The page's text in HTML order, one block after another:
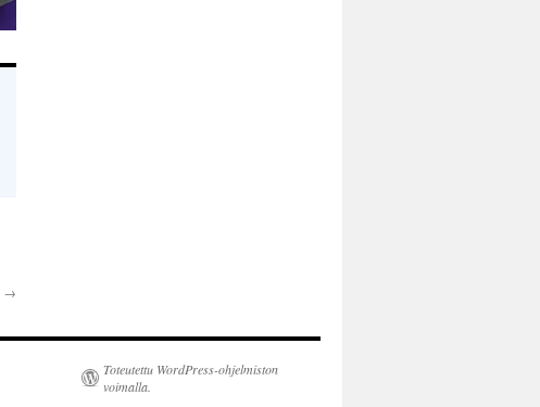
→
Toteutettu WordPress-ohjelmiston
voimalla.